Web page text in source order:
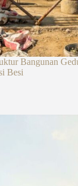
Bangunan
Besi